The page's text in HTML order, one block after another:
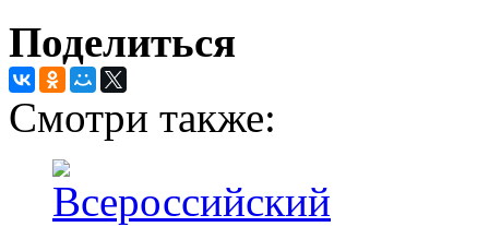
Поделиться
Смотри также: